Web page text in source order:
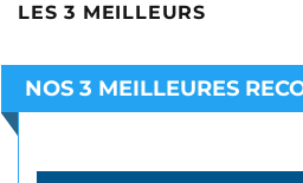
LES 3 MEILLEURS
NOS 3 MEILLEURES